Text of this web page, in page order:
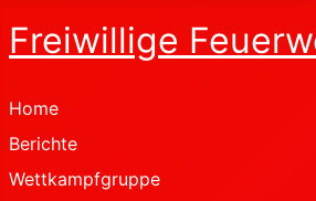
Freiwillige
Home
Berichte
Wettkampfgruppe